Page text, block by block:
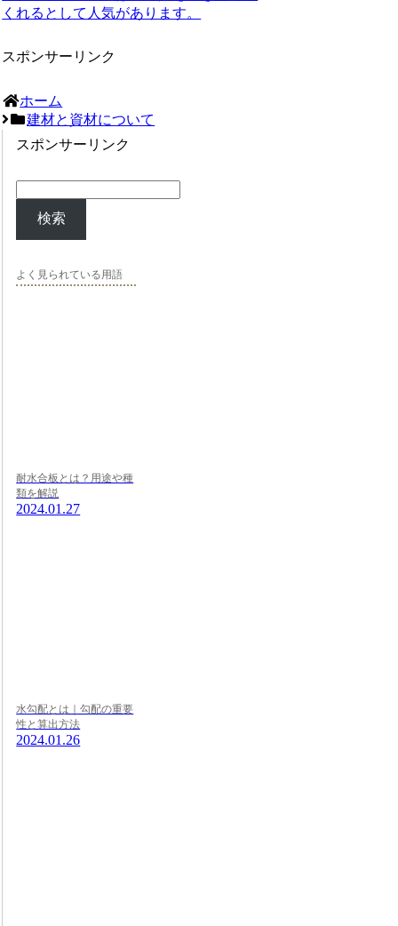
くれるとして人気があります。
スポンサーリンク
ホーム
建材と資材について
スポンサーリンク
検索
よく見られている用語
耐水合板とは？用途や種
類を解説
2024.01.27
水勾配とは｜勾配の重要
性と算出方法
2024.01.26